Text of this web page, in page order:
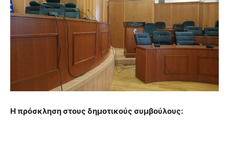
Η πρόσκληση στους δημοτικούς συμβούλους: